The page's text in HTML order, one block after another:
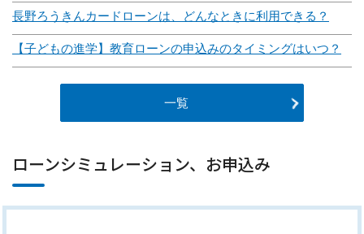
長野ろうきんカードローンは、どんなときに利用できる？
【子どもの進学】教育ローンの申込みのタイミングはいつ？
一覧
ローンシミュレーション、お申込み